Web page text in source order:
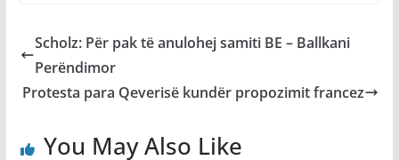
Scholz: Për pak të anulohej samiti BE – Ballkani
Perëndimor
Protesta para Qeverisë kundër propozimit francez
You May Also Like